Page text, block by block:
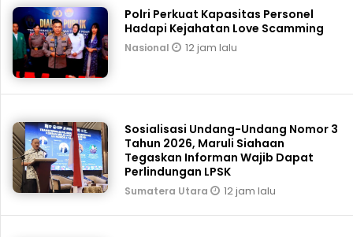
Polri Perkuat Kapasitas Personel
Hadapi Kejahatan Love Scamming
Nasional 12 jam lalu
Sosialisasi Undang-Undang Nomor 3
Tahun 2026, Maruli Siahaan
Tegaskan Informan Wajib Dapat
Perlindungan LPSK
Sumatera Utara 12 jam lalu